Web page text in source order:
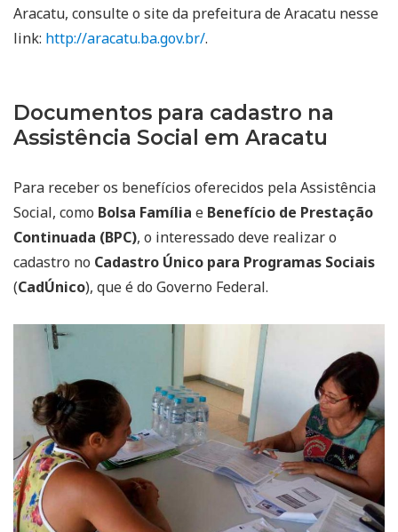
Aracatu, consulte o site da prefeitura de Aracatu nesse
link: http://aracatu.ba.gov.br/.
Documentos para cadastro na
Assistência Social em Aracatu
Para receber os benefícios oferecidos pela Assistência
Social, como Bolsa Família e Benefício de Prestação
Continuada (BPC), o interessado deve realizar o
cadastro no Cadastro Único para Programas Sociais
(CadÚnico), que é do Governo Federal.